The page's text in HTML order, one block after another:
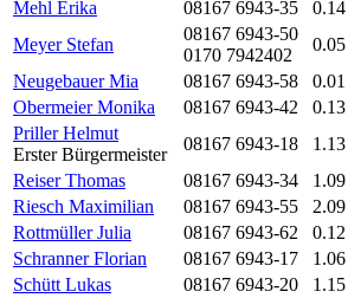
Mehl Erika
08167 6943-35 0.14
Meyer Stefan
08167 6943-50
0170 7942402
0.05
Neugebauer Mia
08167 6943-58 0.01
Obermeier Monika
08167 6943-42 0.13
Priller Helmut
Erster Bürgermeister
08167 6943-18 1.13
Reiser Thomas
08167 6943-34 1.09
Riesch Maximilian
08167 6943-55 2.09
Rottmüller Julia
08167 6943-62 0.12
Schranner Florian
08167 6943-17 1.06
Schütt Lukas
08167 6943-20 1.15